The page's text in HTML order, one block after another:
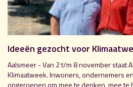
Ideeën gezocht voor
Aalsmeer - Van 2 t/m 8 november staat
Klimaatweek. Inwoners, ondernemers
opgeroepen om mee te denken, mee te